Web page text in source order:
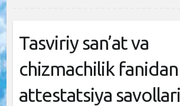
Tasviriy san’at va
chizmachilik fanidan
attestatsiya savollari